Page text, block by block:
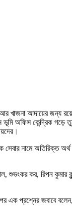
খাজনা আদায়ের জন্য
অফিস কেন্দ্রিক গড়ে
নামে অতিরিক্ত
শুভংকর কর, রিপন কুমার
প্রশ্নের জবাবে বলেন,